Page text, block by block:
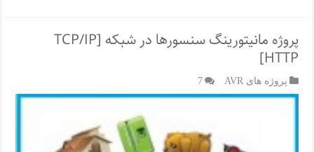
پروژه مانیتورینگ سنسورها در شبکه [TCP/IP
HTTP]
پروژه های AVR 7